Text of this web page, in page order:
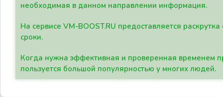
необходимая в данном направлении информация.
На сервисе VM-BOOST.RU предоставляется
сроки.
Когда нужна эффективная и проверенная временем
пользуется большой популярностью у многих людей.